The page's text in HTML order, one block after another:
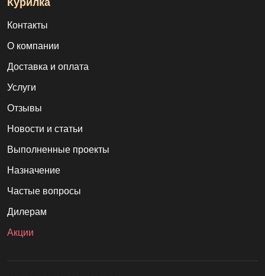
Курилка
Контакты
О компании
Доставка и оплата
Услуги
Отзывы
Новости и статьи
Выполненные проекты
Назначение
Частые вопросы
Дилерам
Акции